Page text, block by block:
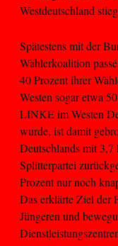
Westdeutschland
Spätestens mit der
Wählerkoalition
40 Prozent ihrer
Westen sogar etwa
LINKE im Westen
wurde, ist damit
Deutschlands mit 3,7
Splitterpartei
Prozent nur noch
Das erklärte Ziel der
Jüngeren und